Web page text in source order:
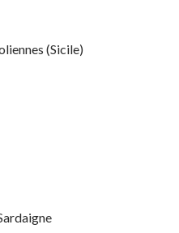
(Sicile)